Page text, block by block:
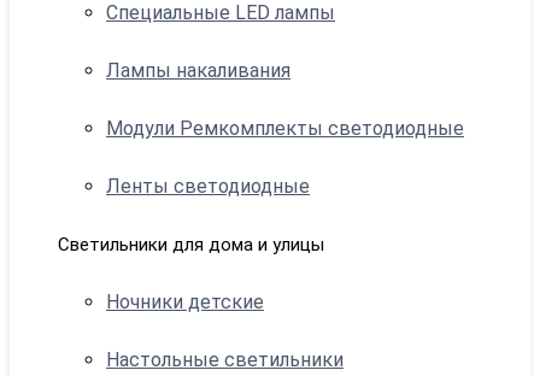
Специальные LED лампы
Лампы накаливания
Модули Ремкомплекты светодиодные
Ленты светодиодные
Светильники для дома и улицы
Ночники детские
Настольные светильники